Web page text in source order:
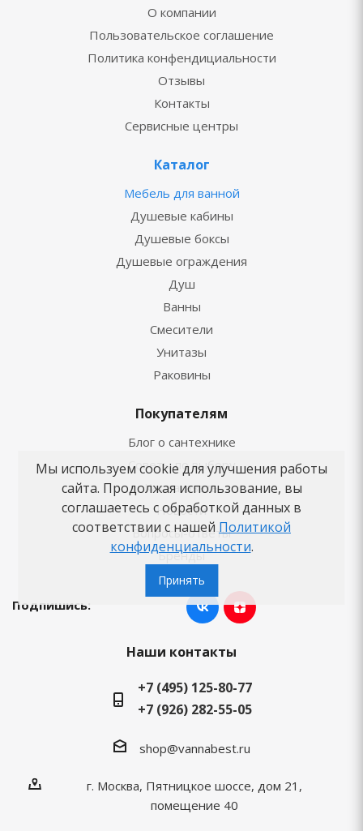
О компании
Пользовательское соглашение
Политика конфендициальности
Отзывы
Контакты
Сервисные центры
Каталог
Мебель для ванной
Душевые кабины
Душевые боксы
Душевые ограждения
Душ
Ванны
Смесители
Унитазы
Раковины
Покупателям
Блог о сантехнике
Советы по выбору
Как заказать
Новости
Вопросы-ответы
Бренды
Подпишись:
Наши контакты
+7 (495) 125-80-77
+7 (926) 282-55-05
shop@vannabest.ru
г. Москва, Пятницкое шоссе, дом 21,
помещение 40
Мы используем cookie для улучшения работы
сайта. Продолжая использование, вы
соглашаетесь с обработкой данных в
соответствии с нашей Политикой
конфиденциальности.
Принять